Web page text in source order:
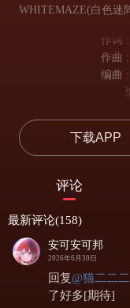
WHITEMAZE(白色迷
作词
作曲
编曲
下载APP
评论
最新评论(158)
安可安可邦
2026年6月30日
回复@猫二二
了好多[期待]